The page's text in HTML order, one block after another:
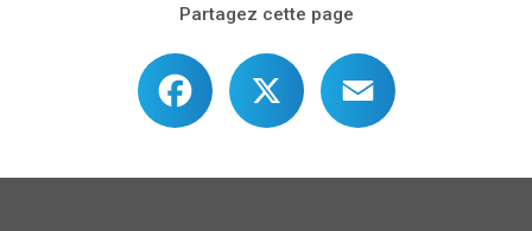
Partagez cette page
Facebook